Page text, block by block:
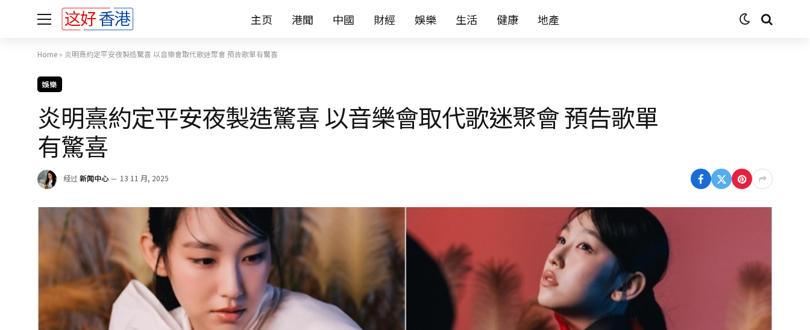
主页 港聞 中國 財經 娛樂 生活 健康 地產
Home » 炎明熹約定平安夜製造驚喜 以音樂會取代歌迷聚會 預告歌單有驚喜
娛樂
炎明熹約定平安夜製造驚喜 以音樂會取代歌迷聚會 預告歌單
有驚喜
经过 新闻中心 13 11 月, 2025